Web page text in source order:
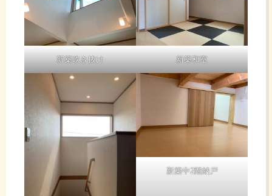
新築吹き抜け 新築和室
新築中2階納戸